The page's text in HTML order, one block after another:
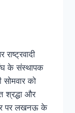
के संस्थापक
सोमवार को
श्रद्धा और
पर लखनऊ के